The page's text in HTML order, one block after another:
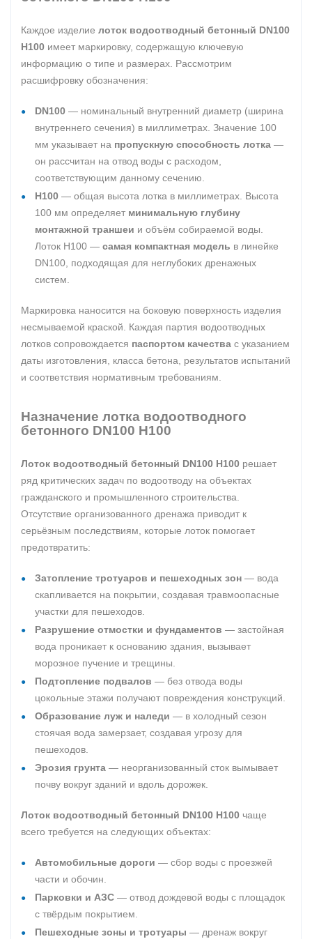
Каждое изделие лоток водоотводный бетонный DN100
H100 имеет маркировку, содержащую ключевую
информацию о типе и размерах. Рассмотрим
расшифровку обозначения:
DN100 — номинальный внутренний диаметр (ширина
внутреннего сечения) в миллиметрах. Значение 100
мм указывает на пропускную способность лотка —
он рассчитан на отвод воды с расходом,
соответствующим данному сечению.
H100 — общая высота лотка в миллиметрах. Высота
100 мм определяет минимальную глубину
монтажной траншеи и объём собираемой воды.
Лоток H100 — самая компактная модель в линейке
DN100, подходящая для неглубоких дренажных
систем.
Маркировка наносится на боковую поверхность изделия
несмываемой краской. Каждая партия водоотводных
лотков сопровождается паспортом качества с указанием
даты изготовления, класса бетона, результатов испытаний
и соответствия нормативным требованиям.
Назначение лотка водоотводного
бетонного DN100 H100
Лоток водоотводный бетонный DN100 H100 решает
ряд критических задач по водоотводу на объектах
гражданского и промышленного строительства.
Отсутствие организованного дренажа приводит к
серьёзным последствиям, которые лоток помогает
предотвратить:
Затопление тротуаров и пешеходных зон — вода
скапливается на покрытии, создавая травмоопасные
участки для пешеходов.
Разрушение отмостки и фундаментов — застойная
вода проникает к основанию здания, вызывает
морозное пучение и трещины.
Подтопление подвалов — без отвода воды
цокольные этажи получают повреждения конструкций.
Образование луж и наледи — в холодный сезон
стоячая вода замерзает, создавая угрозу для
пешеходов.
Эрозия грунта — неорганизованный сток вымывает
почву вокруг зданий и вдоль дорожек.
Лоток водоотводный бетонный DN100 H100 чаще
всего требуется на следующих объектах:
Автомобильные дороги — сбор воды с проезжей
части и обочин.
Парковки и АЗС — отвод дождевой воды с площадок
с твёрдым покрытием.
Пешеходные зоны и тротуары — дренаж вокруг